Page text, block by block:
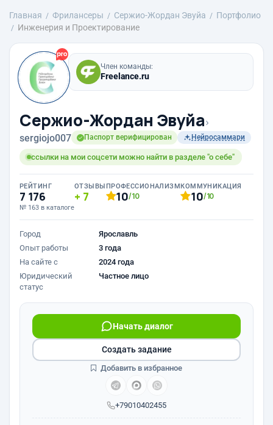
Главная Фрилансеры Сержио-Жордан Эвуйа
Портфолио
Инженерия и Проектирование
Член команды:
Freelance.ru
Сержио-Жордан Эвуйа›
sergiojo007 Паспорт верифицирован Нейросаммари
ссылки на мои соцсети можно найти в разделе "о себе"
РЕЙТИНГ
7 176
№ 163 в каталоге
ОТЗЫВЫ
7
ПРОФЕССИОНАЛИЗМ
10/10
КОММУНИКАЦИЯ
10/10
Город
Ярославль
Опыт работы
3 года
На сайте с
2024 года
Юридический
статус
Частное лицо
+79010402455
Начать диалог
Создать задание
Добавить в избранное